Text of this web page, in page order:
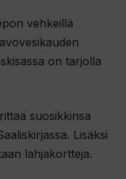
vehkeillä
on tarjolla
suosikkinsa
Lisäksi
lahjakortteja.